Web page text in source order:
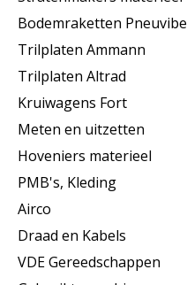
Bodemraketten Pneuvibe
Trilplaten Ammann
Trilplaten Altrad
Kruiwagens Fort
Meten en uitzetten
Hoveniers materieel
PMB's, Kleding
Airco
Draad en Kabels
VDE Gereedschappen